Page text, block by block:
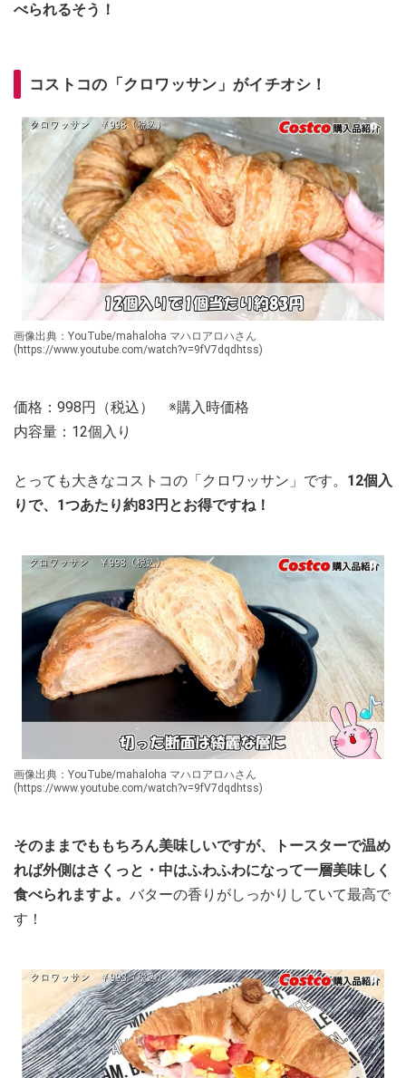
べられるそう！
コストコの「クロワッサン」がイチオシ！
画像出典：YouTube/mahaloha マハロアロハさん
(https://www.youtube.com/watch?v=9fV7dqdhtss)
価格：998円（税込） ※購入時価格
内容量：12個入り
とっても大きなコストコの「クロワッサン」です。 12個入
りで、1つあたり約83円とお得ですね！
画像出典：YouTube/mahaloha マハロアロハさん
(https://www.youtube.com/watch?v=9fV7dqdhtss)
そのままでももちろん美味しいですが、トースターで温め
れば外側はさくっと・中はふわふわになって一層美味しく
食べられますよ。 バターの香りがしっかりしていて最高で
す！